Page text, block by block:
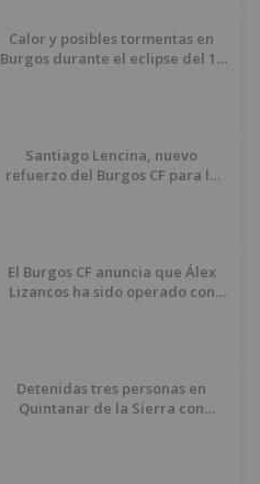
Calor y posibles tormentas en
Burgos durante el eclipse del 12
Santiago Lencina, nuevo
refuerzo del Burgos CF para la
El Burgos CF anuncia que Álex
Lizancos ha sido operado con
Detenidas tres personas en
Quintanar de la Sierra con